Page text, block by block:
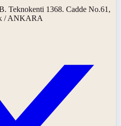
Teknokenti 1368. Cadde No.61,
/ ANKARA